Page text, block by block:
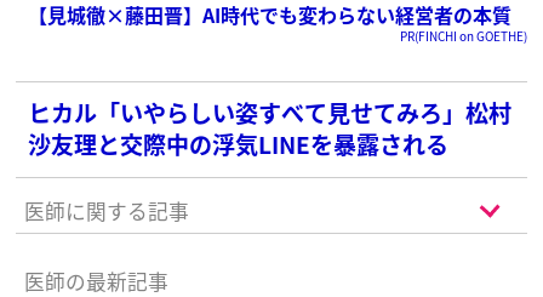
【見城徹×藤田晋】AI時代でも変わらない経営者の本質
PR(FINCHI on GOETHE)
ヒカル「いやらしい姿すべて見せてみろ」松村
沙友理と交際中の浮気LINEを暴露される
医師に関する記事
医師の最新記事